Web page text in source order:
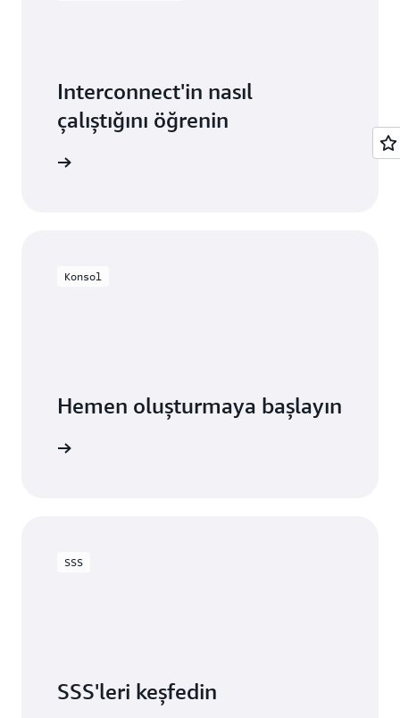
Interconnect'in nasıl
çalıştığını öğrenin
Konsol
Hemen oluşturmaya başlayın
SSS
SSS'leri keşfedin